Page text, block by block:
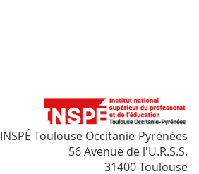
INSPÉ Toulouse Occitanie-Pyrénées
56 Avenue de l'U.R.S.S.
31400 Toulouse